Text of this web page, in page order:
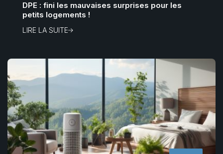
DPE : fini les mauvaises surprises pour les
petits logements !
LIRE LA SUITE